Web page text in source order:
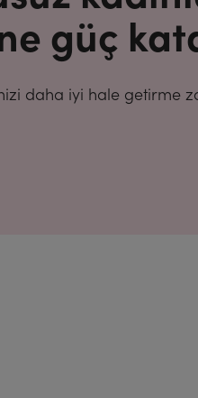
güç
daha iyi hale getirme